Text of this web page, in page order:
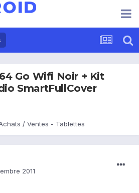
Go Wifi Noir + Kit
SmartFullCover
/ Ventes - Tablettes
2011